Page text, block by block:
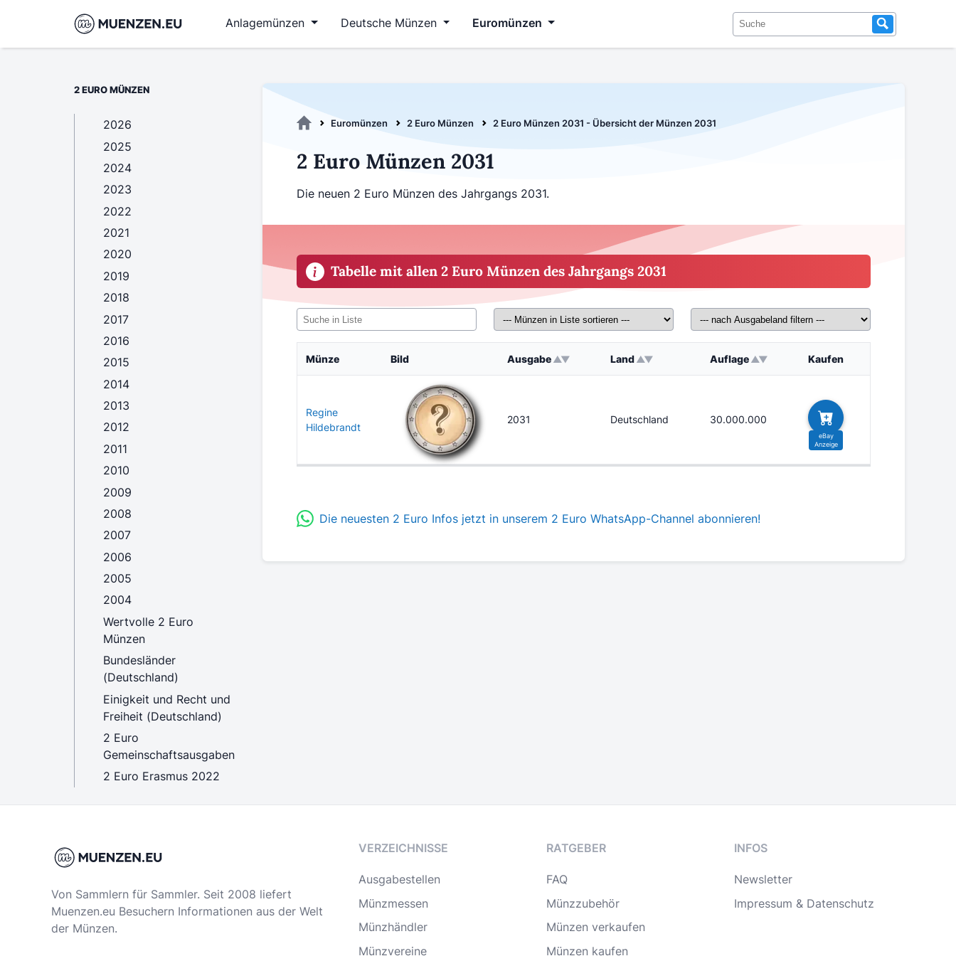
Anlagemünzen Deutsche Münzen Euromünzen
Euromünzen 2 Euro Münzen 2 Euro Münzen 2031 - Übersicht der Münzen 2031
2 Euro Münzen 2031
Die neuen 2 Euro Münzen des Jahrgangs 2031.
Tabelle mit allen 2 Euro Münzen des Jahrgangs 2031
Münze Bild Ausgabe Land Auflage Kaufen
Regine
Hildebrandt
2031 Deutschland 30.000.000
Die neuesten 2 Euro Infos jetzt in unserem 2 Euro WhatsApp-Channel abonnieren!
2 EURO MÜNZEN
2026
2025
2024
2023
2022
2021
2020
2019
2018
2017
2016
2015
2014
2013
2012
2011
2010
2009
2008
2007
2006
2005
2004
Wertvolle 2 Euro
Münzen
Bundesländer
(Deutschland)
Einigkeit und Recht und
Freiheit (Deutschland)
2 Euro
Gemeinschaftsausgaben
2 Euro Erasmus 2022
Von Sammlern für Sammler. Seit 2008 liefert
Muenzen.eu Besuchern Informationen aus der Welt
der Münzen.
VERZEICHNISSE
Ausgabestellen
Münzmessen
Münzhändler
Münzvereine
RATGEBER
FAQ
Münzzubehör
Münzen verkaufen
Münzen kaufen
INFOS
Newsletter
Impressum & Datenschutz